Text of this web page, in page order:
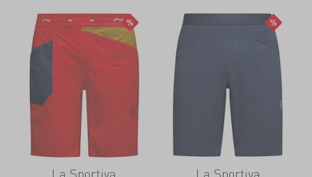
La Sportiva La Sportiva